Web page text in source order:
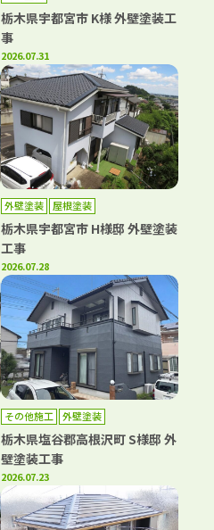
栃木県宇都宮市 K様 外壁塗装工
事
2026.07.31
外壁塗装 屋根塗装
栃木県宇都宮市 H様邸 外壁塗装
工事
2026.07.28
その他施工 外壁塗装
栃木県塩谷郡高根沢町 S様邸 外
壁塗装工事
2026.07.23